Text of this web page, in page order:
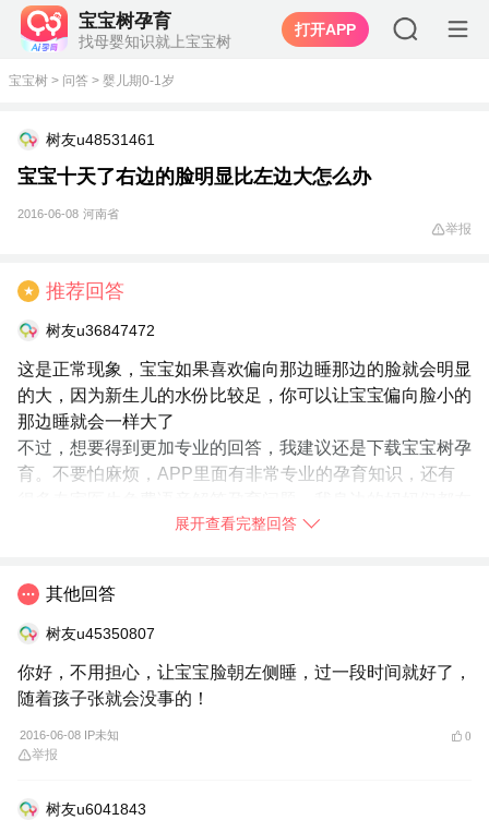
宝宝树孕育
找母婴知识就上宝宝树
打开APP
宝宝树 > 问答 > 婴儿期0-1岁
树友u48531461
宝宝十天了右边的脸明显比左边大怎么办
2016-06-08 河南省
举报
★ 推荐回答
树友u36847472
这是正常现象，宝宝如果喜欢偏向那边睡那边的脸就会明显
的大，因为新生儿的水份比较足，你可以让宝宝偏向脸小的
那边睡就会一样大了
不过，想要得到更加专业的回答，我建议还是下载宝宝树孕
育。不要怕麻烦，APP里面有非常专业的孕育知识，还有
下载【宝宝树孕育】试试吧！
展开查看完整回答
其他回答
树友u45350807
你好，不用担心，让宝宝脸朝左侧睡，过一段时间就好了，
随着孩子张就会没事的！
2016-06-08 IP未知 0
举报
树友u6041843